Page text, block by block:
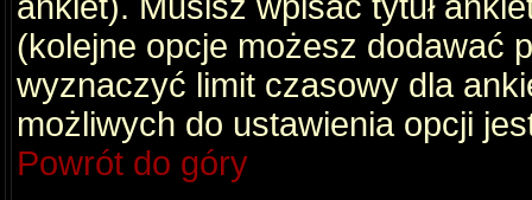
(kolejne opcje możesz dodawać
wyznaczyć limit czasowy dla
możliwych do ustawienia opcji
Powrót do góry